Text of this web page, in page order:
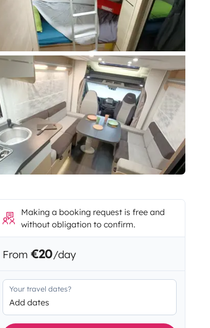
Making a booking request is free and
without obligation to confirm.
From €20/day
Your travel dates?
Add dates